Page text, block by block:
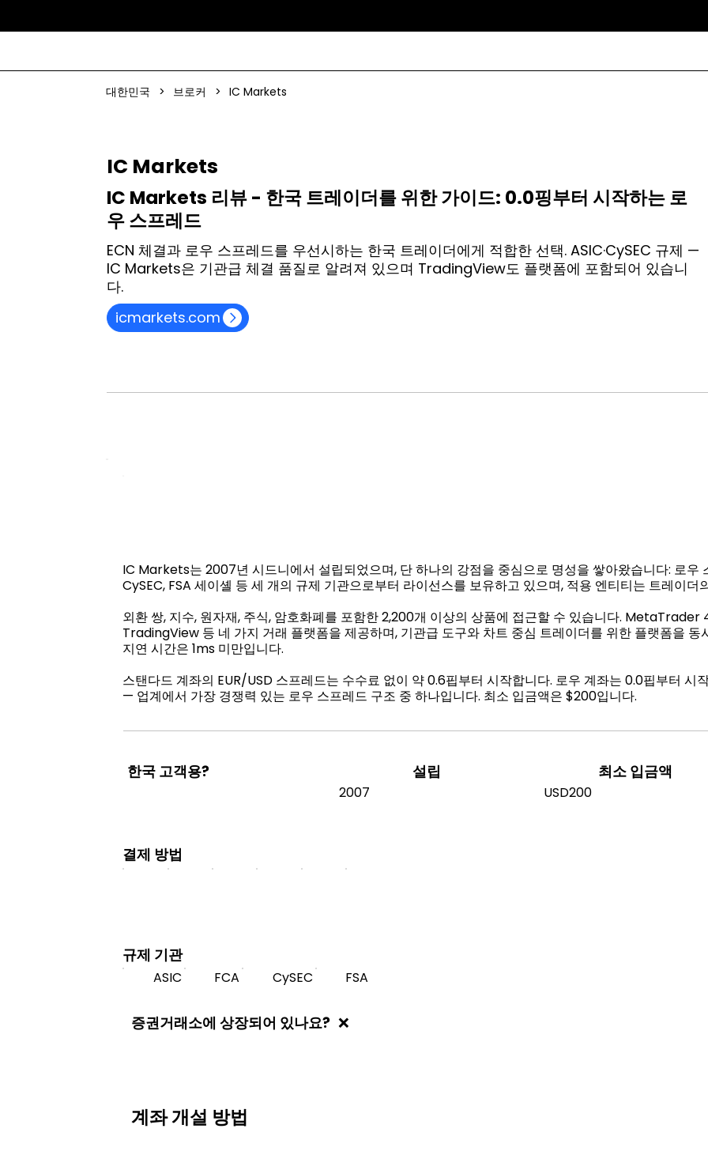
대한민국 > 브로커 > IC Markets
IC Markets
IC Markets 리뷰 - 한국 트레이더를 위한 가이드: 0.0핑부터 시작하는 로
우 스프레드
ECN 체결과 로우 스프레드를 우선시하는 한국 트레이더에게 적합한 선택. ASIC·CySEC 규제 —
IC Markets은 기관급 체결 품질로 알려져 있으며 TradingView도 플랫폼에 포함되어 있습니
다.
icmarkets.com
IC Markets는 2007년 시드니에서 설립되었으며, 단 하나의 강점을 중심으로 명성을 쌓아왔습니다: 로우
CySEC, FSA 세이셸 등 세 개의 규제 기관으로부터 라이선스를 보유하고 있으며, 적용 엔티티는 트레이더
외환 쌍, 지수, 원자재, 주식, 암호화폐를 포함한 2,200개 이상의 상품에 접근할 수 있습니다.
TradingView 등 네 가지 거래 플랫폼을 제공하며, 기관급 도구와 차트 중심 트레이더를 위한 플랫폼을 동
지연 시간은 1ms 미만입니다.
스탠다드 계좌의 EUR/USD 스프레드는 수수료 없이 약 0.6핍부터 시작합니다. 로우 계좌는 0.0핍부터 시
— 업계에서 가장 경쟁력 있는 로우 스프레드 구조 중 하나입니다. 최소 입금액은 $200입니다.
한국 고객용? 설립
2007
최소 입금액
USD200
결제 방법
규제 기관
ASIC FCA CySEC FSA
증권거래소에 상장되어 있나요? ❌
계좌 개설 방법